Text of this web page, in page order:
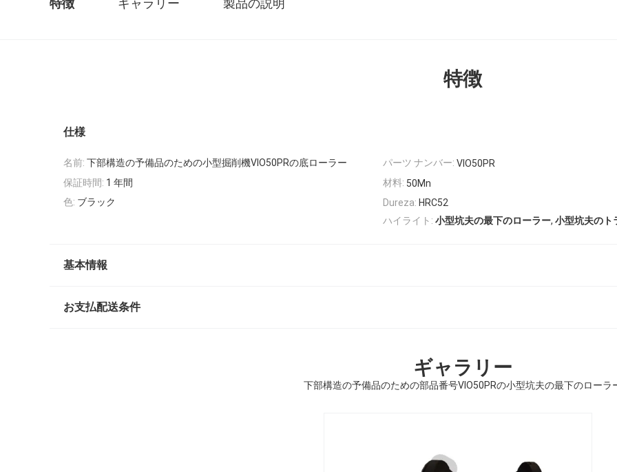
特徴 ギャラリー 製品の説明
特徴
仕様
名前: 下部構造の予備品のための小型掘削機VIO50PRの底ローラー パーツ ナンバー: VIO50PR
保証時間: 1 年間 材料: 50Mn
色: ブラック Dureza: HRC52
ハイライト: 小型坑夫の最下のローラー, 小型坑夫のト
基本情報
お支払配送条件
ギャラリー
下部構造の予備品のための部品番号VIO50PRの小型坑夫の最下のローラ